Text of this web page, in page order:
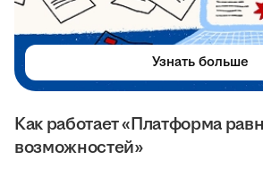
Как работает «Платформа
возможностей»
Узнать больше